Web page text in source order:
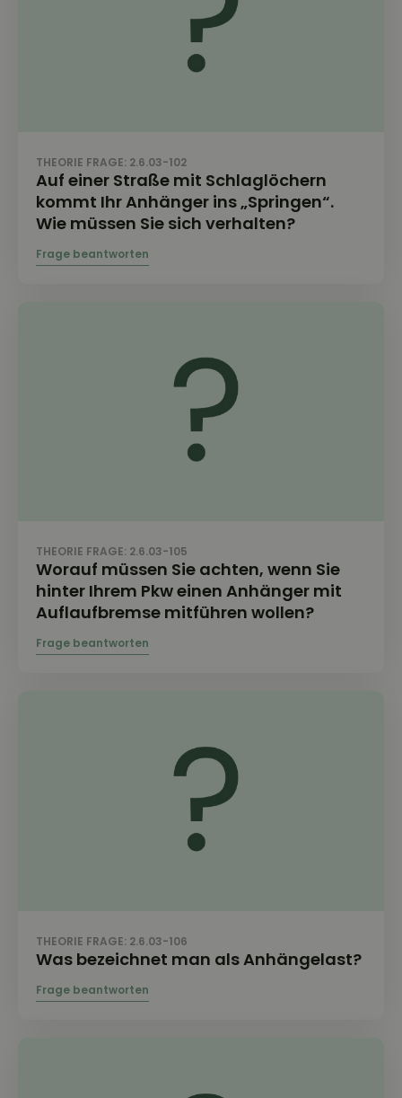
THEORIE FRAGE: 2.6.03-102
Auf einer Straße mit Schlaglöchern
kommt Ihr Anhänger ins „Springen“.
Wie müssen Sie sich verhalten?
THEORIE FRAGE: 2.6.03-105
Worauf müssen Sie achten, wenn Sie
hinter Ihrem Pkw einen Anhänger mit
Auflaufbremse mitführen wollen?
THEORIE FRAGE: 2.6.03-106
Was bezeichnet man als Anhängelast?